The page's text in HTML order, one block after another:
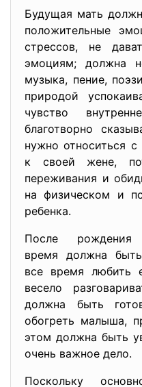
Будущая мать
положительные
стрессов, не
эмоциям; должна
музыка, пение,
природой
чувство
благотворно
нужно относиться
к своей жене,
переживания и
на физическом и
ребенка.
После
время должна
все время любить
весело
должна быть
обогреть малыша,
этом должна быть
очень важное дело.
Поскольку